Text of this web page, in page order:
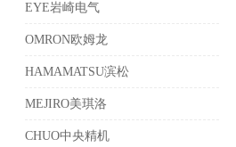
EYE岩崎电气
OMRON欧姆龙
HAMAMATSU滨松
MEJIRO美琪洛
CHUO中央精机